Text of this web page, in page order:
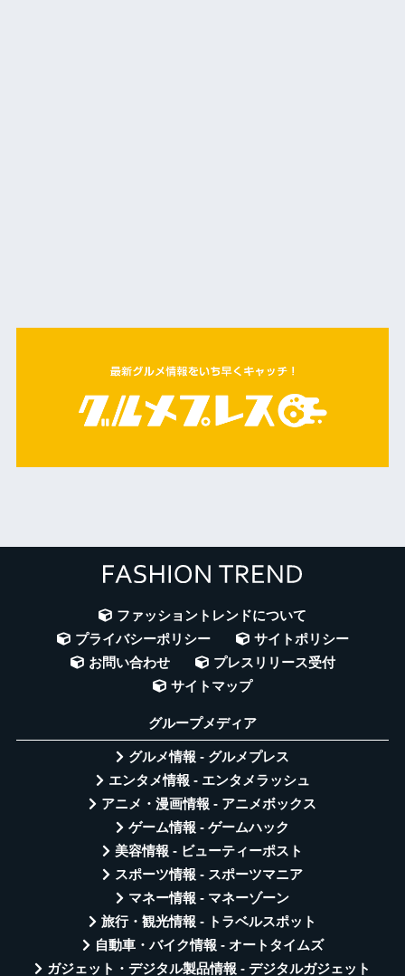
ファッショントレンドについて
プライバシーポリシー
サイトポリシー
お問い合わせ
プレスリリース受付
サイトマップ
グループメディア
グルメ情報 - グルメプレス
エンタメ情報 - エンタメラッシュ
アニメ・漫画情報 - アニメボックス
ゲーム情報 - ゲームハック
美容情報 - ビューティーポスト
スポーツ情報 - スポーツマニア
マネー情報 - マネーゾーン
旅行・観光情報 - トラベルスポット
自動車・バイク情報 - オートタイムズ
ガジェット・デジタル製品情報 - デジタルガジェット